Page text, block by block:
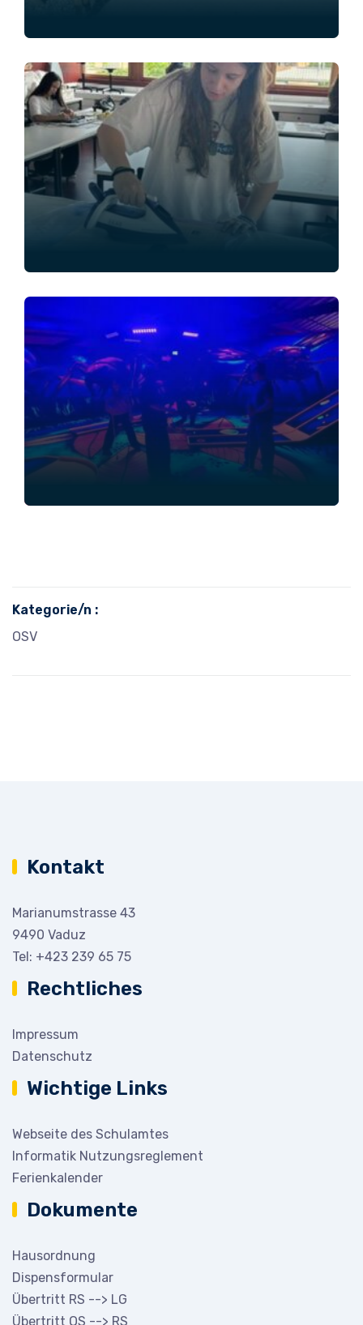
Kategorie/n :
OSV
Kontakt
Marianumstrasse 43
9490 Vaduz
Tel: +423 239 65 75
Rechtliches
Impressum
Datenschutz
Wichtige Links
Webseite des Schulamtes
Informatik Nutzungsreglement
Ferienkalender
Dokumente
Hausordnung
Dispensformular
Übertritt RS --> LG
Übertritt OS --> RS